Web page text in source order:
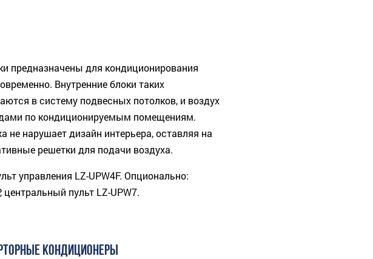
предназначены для кондиционирования
Внутренние блоки таких
в систему подвесных потолков, и воздух
по кондиционируемым помещениям.
нарушает дизайн интерьера, оставляя на
решетки для подачи воздуха.
управления LZ-UPW4F. Опционально:
центральный пульт LZ-UPW7.
КОНДИЦИОНЕРЫ